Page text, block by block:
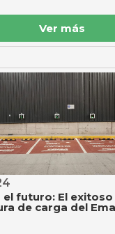
Ver más
el futuro: El
de carga del